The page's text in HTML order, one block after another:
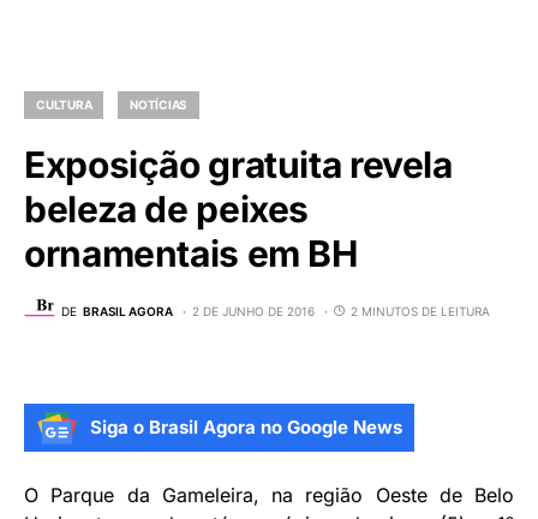
CULTURA NOTÍCIAS
Exposição gratuita revela
beleza de peixes
ornamentais em BH
DE BRASIL AGORA 2 DE JUNHO DE 2016 2 MINUTOS DE LEITURA
Siga o Brasil Agora no Google News
O Parque da Gameleira, na região Oeste de Belo